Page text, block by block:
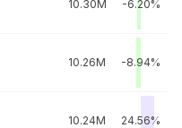
10.30M -6.20%
10.26M -8.94%
10.24M 24.56%